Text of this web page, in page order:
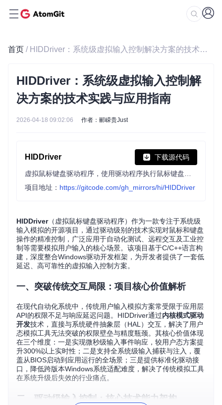
首页 / HIDDriver：系统级虚拟输入控制解决方案的技术实践与应用指南
HIDDriver：系统级虚拟输入控制解
决方案的技术实践与应用指南
2026-04-18 09:02:06 作者：郦嵘贵Just
HIDDriver 下载源代码
项目地址： https://gitcode.com/gh_mirrors/hi/HIDDriver
HIDDriver（虚拟鼠标键盘驱动程序）作为一款专注于系统级
输入模拟的开源项目，通过驱动级别的技术实现对鼠标和键盘
操作的精准控制，广泛应用于自动化测试、远程交互及工业控
制等需要模拟用户输入的核心场景。该项目基于C/C++语言构
建，深度整合Windows驱动开发框架，为开发者提供了一套低
延迟、高可靠性的虚拟输入控制方案。
一、突破传统交互局限：项目核心价值解析
在现代自动化系统中，传统用户输入模拟方案常受限于应用层
API的权限不足与响应延迟问题。HIDDriver通过内核模式驱动
开发技术，直接与系统硬件抽象层（HAL）交互，解决了用户
态模拟工具无法突破的权限壁垒与精度瓶颈。其核心价值体现
在三个维度：一是实现微秒级输入事件响应，较用户态方案提
升300%以上实时性；二是支持全系统级输入捕获与注入，覆
盖从BIOS启动到应用运行的全场景；三是提供标准化驱动接
口，降低跨版本Windows系统适配难度，解决了传统模拟工具
在系统升级后失效的行业痛点。
二、驱动级输入控制：核心技术能力架构